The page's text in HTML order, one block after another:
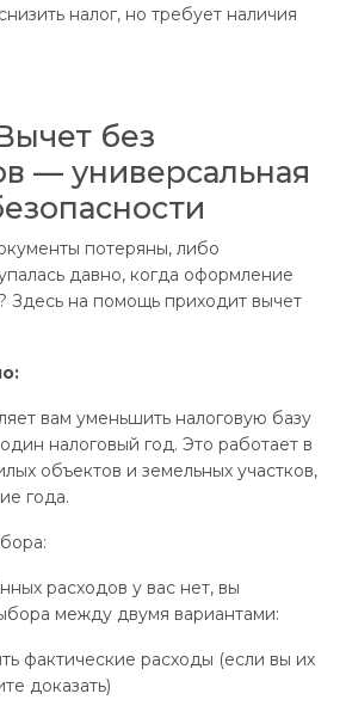
налог, но требует наличия
без
— универсальная
потеряны, либо
давно, когда оформление
Здесь на помощь приходит вычет
вам уменьшить налоговую базу
налоговый год. Это работает в
объектов и земельных участков,
года.
расходов у вас нет, вы
между двумя вариантами:
фактические расходы (если вы их
доказать)